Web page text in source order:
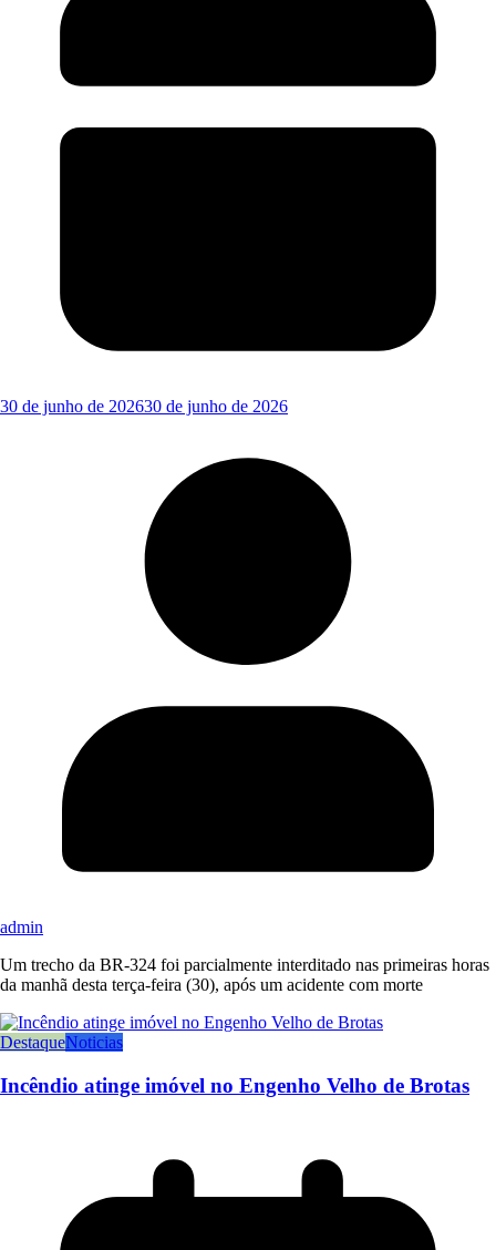
30 de junho de 202630 de junho de 2026
admin
Um trecho da BR-324 foi parcialmente interditado nas primeiras horas
da manhã desta terça-feira (30), após um acidente com morte
DestaqueNoticias
Incêndio atinge imóvel no Engenho Velho de Brotas